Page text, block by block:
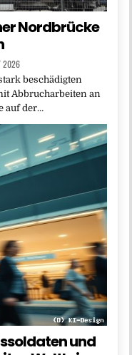
Nordbrücke
2026
beschädigten
Abbrucharbeiten an
auf der…
und